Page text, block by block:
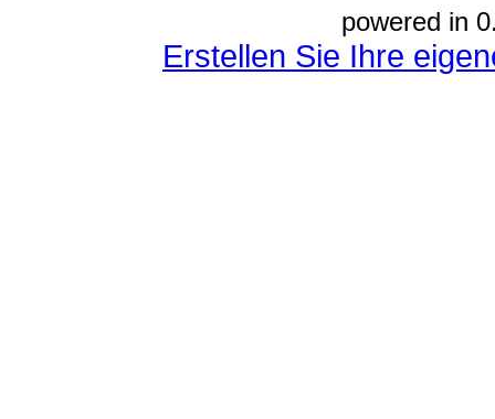
powered in
Erstellen Sie Ihre